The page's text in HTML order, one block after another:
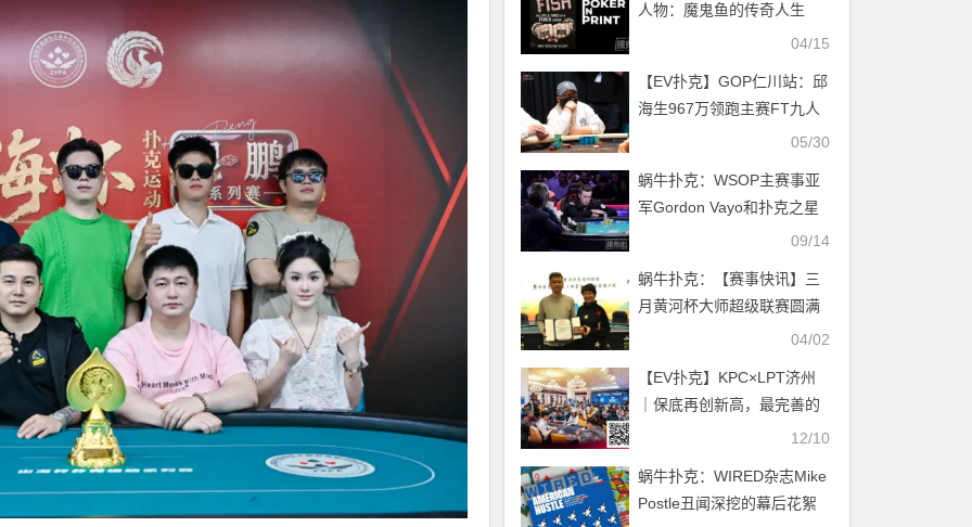
人物：魔鬼鱼的传奇人生
04/15
【EV扑克】GOP仁川站：邱
海生967万领跑主赛FT九人
桌，向首个主赛冠军发起冲
05/30
蜗牛扑克：WSOP主赛事亚
军Gordon Vayo和扑克之星
的法庭听证会将于11月举行
09/14
蜗牛扑克：【赛事快讯】三
月黄河杯大师超级联赛圆满
落幕！选手郭君夺得月度冠
04/02
【EV扑克】KPC×LPT济州
｜保底再创新高，最完善的
挑战火热进行中
12/10
蜗牛扑克：WIRED杂志Mike
Postle丑闻深挖的幕后花絮